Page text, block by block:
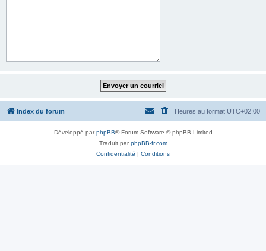
Index du forum Heures au format UTC+02:00
Développé parphpBB® Forum Software © phpBB Limited
Traduit parphpBB-fr.com
Confidentialité | Conditions